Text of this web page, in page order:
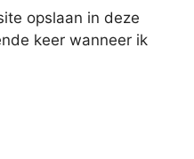
opslaan in deze
keer wanneer ik